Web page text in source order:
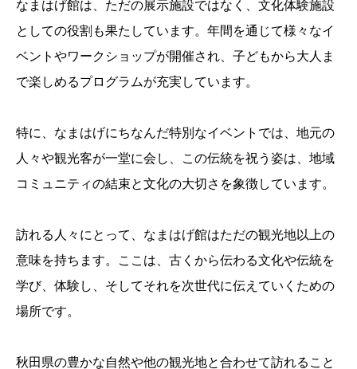
なまはげ館は、ただの展示施設ではなく、文化体験施設
としての役割も果たしています。年間を通じて様々なイ
ベントやワークショップが開催され、子どもから大人ま
で楽しめるプログラムが充実しています。
特に、なまはげにちなんだ特別なイベントでは、地元の
人々や観光客が一堂に会し、この伝統を祝う姿は、地域
コミュニティの結束と文化の大切さを象徴しています。
訪れる人々にとって、なまはげ館はただの観光地以上の
意味を持ちます。ここは、古くから伝わる文化や伝統を
学び、体験し、そしてそれを次世代に伝えていくための
場所です。
秋田県の豊かな自然や他の観光地と合わせて訪れること